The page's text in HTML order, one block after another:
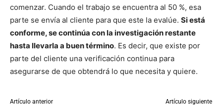
comenzar. Cuando el trabajo se encuentra al 50 %, esa
parte se envía al cliente para que este la evalúe. Si está
conforme, se continúa con la investigación restante
hasta llevarla a buen término. Es decir, que existe por
parte del cliente una verificación continua para
asegurarse de que obtendrá lo que necesita y quiere.
Artículo anterior Artículo siguiente